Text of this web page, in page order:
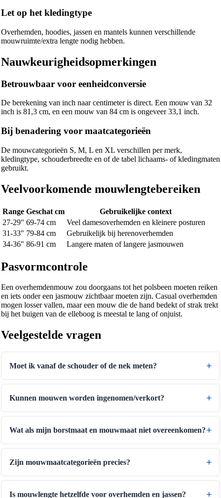
Let op het kledingtype
Overhemden, hoodies, jassen en mantels kunnen verschillende
mouwruimte/extra lengte nodig hebben.
Nauwkeurigheidsopmerkingen
Betrouwbaar voor eenheidconversie
De berekening van inch naar centimeter is direct. Een mouw van 32
inch is 81,3 cm, en een mouw van 84 cm is ongeveer 33,1 inch.
Bij benadering voor maatcategorieën
De mouwcategorieën S, M, L en XL verschillen per merk,
kledingtype, schouderbreedte en of de tabel lichaams- of kledingmaten
gebruikt.
Veelvoorkomende mouwlengtebereiken
Range Geschat cm
Gebruikelijke context
27-29" 69-74 cm
Veel damesoverhemden en kleinere posturen
31-33" 79-84 cm
Gebruikelijk bij herenoverhemden
34-36" 86-91 cm Langere maten of langere jasmouwen
Pasvormcontrole
Een overhemdenmouw zou doorgaans tot het polsbeen moeten reiken
en iets onder een jasmouw zichtbaar moeten zijn. Casual overhemden
mogen losser vallen, maar een mouw die de hand bedekt of strak trekt
bij het buigen van de elleboog is meestal te lang of onjuist.
Veelgestelde vragen
Moet ik vanaf de schouder of de nek meten?
Kunnen mouwen worden ingenomen/verkort?
Wat als mijn borstmaat en mouwmaat niet overeenkomen?
Zijn mouwmaatcategorieën precies?
Is mouwlengte hetzelfde voor overhemden en jassen?